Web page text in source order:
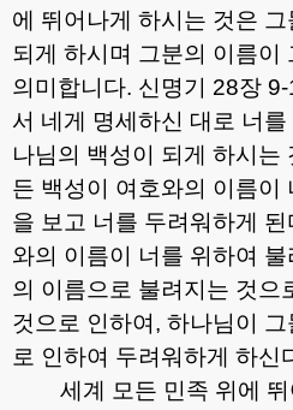
에 뛰어나게 하시는 것은 그
되게 하시며 그분의 이름이
의미합니다. 신명기 28장
서 네게 명세하신 대로 너
나님의 백성이 되게 하시는
든 백성이 여호와의 이름이
을 보고 너를 두려워하게
와의 이름이 너를 위하여
의 이름으로 불려지는 것으
것으로 인하여 , 하나님이 그
로 인하여 두려워하게 하신
세계 모든 민족 위에